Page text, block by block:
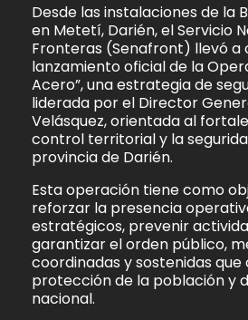
Desde las instalaciones de la
en Metetí, Darién, el Servicio
Fronteras (Senafront) llevó a
lanzamiento oficial de la
Acero”, una estrategia de
liderada por el Director
Velásquez, orientada al
control territorial y la
provincia de Darién.
Esta operación tiene como
reforzar la presencia
estratégicos, prevenir
garantizar el orden público,
coordinadas y sostenidas
protección de la población y
nacional.